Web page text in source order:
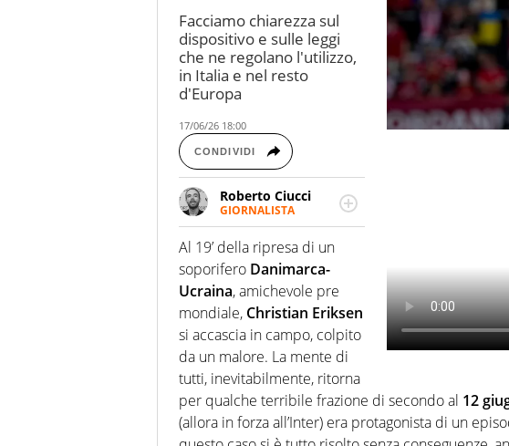
Facciamo chiarezza sul
dispositivo e sulle leggi
che ne regolano l'utilizzo,
in Italia e nel resto
d'Europa
17/06/26 18:00
CONDIVIDI
Roberto Ciucci
GIORNALISTA
Appassionato di sport,
soprattutto calcio,
basket e motociclismo,
divoro film come
fossero noccioline. Ho
una assolutamente
sana ossessione per le
pellicole di Quentin
Tarantino. Nel tempo
libero mi fingo
musicista.
Al 19’ della ripresa di un
soporifero Danimarca-
Ucraina, amichevole pre
mondiale, Christian Eriksen
si accascia in campo, colpito
da un malore. La mente di
tutti, inevitabilmente, ritorna
per qualche terribile frazione di secondo al 12
(allora in forza all’Inter) era protagonista di un